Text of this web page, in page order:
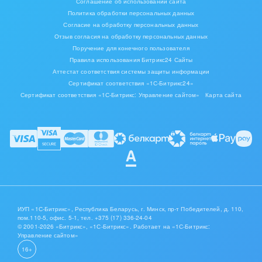
Политика обработки персональных данных
Согласие на обработку персональных данных
Отзыв согласия на обработку персональных данных
Поручение для конечного пользователя
Правила использования Битрикс24 Сайты
Аттестат соответствия системы защиты информации
Сертификат соответствия «1С-Битрикс24»
Сертификат соответствия «1С-Битрикс: Управление сайтом»
Карта сайта
ИУП «1С-Битрикс», Республика Беларусь, г. Минск, пр-т Победителей, д. 110,
пом.110-5, офис. 5-1,тел. +375 (17) 336-24-04
© 2001-2026 «Битрикс», «1С-Битрикс». Работает на «1С-Битрикс:
Управление сайтом»
16+